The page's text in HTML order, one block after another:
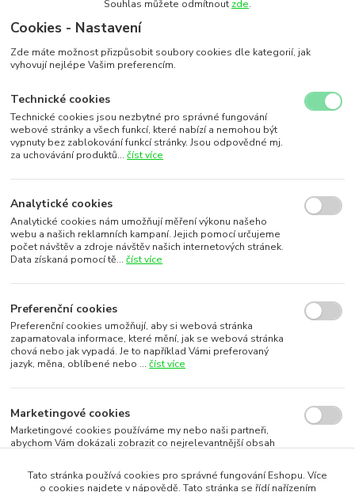
Souhlas můžete odmítnout zde.
Cookies - Nastavení
Zde máte možnost přizpůsobit soubory cookies dle kategorií, jak
vyhovují nejlépe Vašim preferencím.
Technické cookies
Technické cookies jsou nezbytné pro správné fungování
webové stránky a všech funkcí, které nabízí a nemohou být
vypnuty bez zablokování funkcí stránky. Jsou odpovědné mj.
za uchovávání produktů...číst více
Analytické cookies
Analytické cookies nám umožňují měření výkonu našeho
webu a našich reklamních kampaní. Jejich pomocí určujeme
počet návštěv a zdroje návštěv našich internetových stránek.
Data získaná pomocí tě...číst více
Preferenční cookies
Preferenční cookies umožňují, aby si webová stránka
zapamatovala informace, které mění, jak se webová stránka
chová nebo jak vypadá. Je to například Vámi preferovaný
jazyk, měna, oblíbené nebo ...číst více
Marketingové cookies
Marketingové cookies používáme my nebo naši partneři,
abychom Vám dokázali zobrazit co nejrelevantnější obsah
subjektů. To je možn...
Tato stránka používá cookies pro správné fungování Eshopu. Více
o cookies najdete v nápovědě. Tato stránka se řídí nařízením